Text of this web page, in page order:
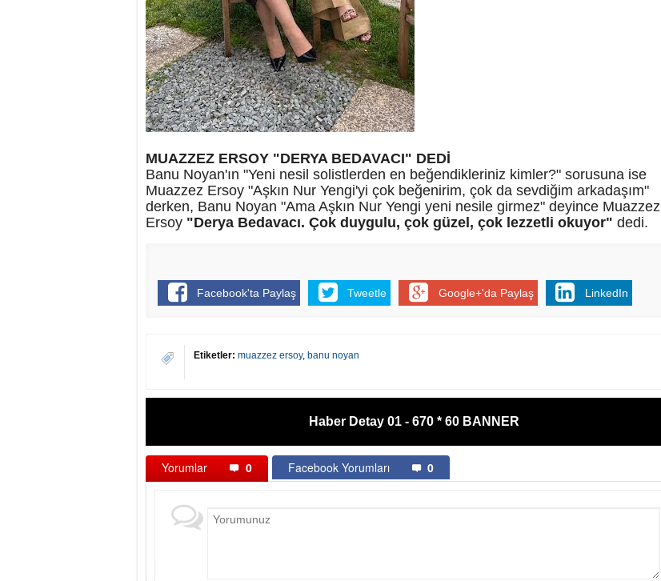
MUAZZEZ ERSOY "DERYA BEDAVACI" DEDİ
Banu Noyan'ın "Yeni nesil solistlerden en beğendikleriniz kimler?" sorusuna ise
Muazzez Ersoy "Aşkın Nur Yengi'yi çok beğenirim, çok da sevdiğim arkadaşım"
derken, Banu Noyan "Ama Aşkın Nur Yengi yeni nesile girmez" deyince Muazzez
Ersoy "Derya Bedavacı. Çok duygulu, çok güzel, çok lezzetli okuyor" dedi.
Facebook'ta Paylaş Tweetle Google+'da Paylaş LinkedIn
Etiketler: muazzez ersoy, banu noyan
Haber Detay 01 - 670 * 60 BANNER
Yorumlar 0 Facebook Yorumları 0